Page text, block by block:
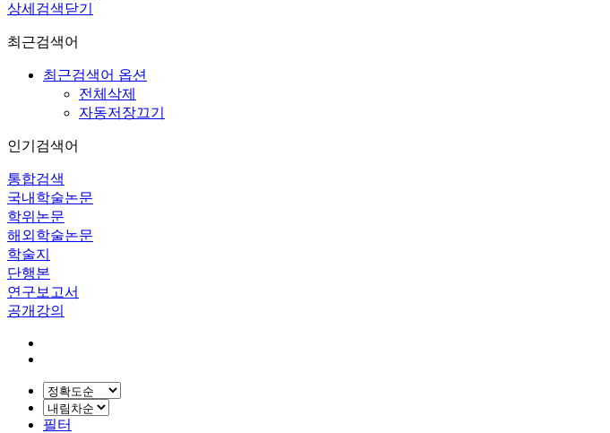
상세검색닫기
최근검색어
최근검색어 옵션
전체삭제
자동저장끄기
인기검색어
통합검색
국내학술논문
학위논문
해외학술논문
학술지
단행본
연구보고서
공개강의
필터